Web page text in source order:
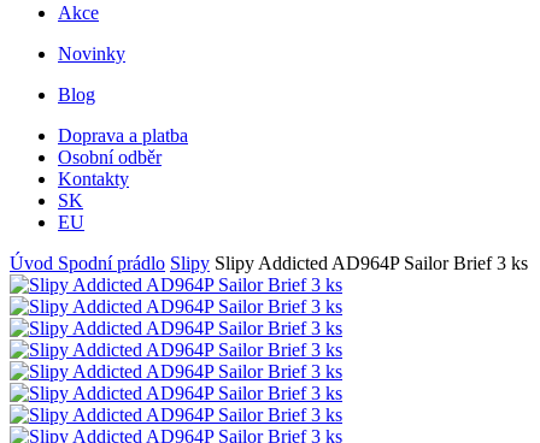
Akce
Novinky
Blog
Doprava a platba
Osobní odběr
Kontakty
SK
EU
Úvod Spodní prádlo Slipy Slipy Addicted AD964P Sailor Brief 3 ks